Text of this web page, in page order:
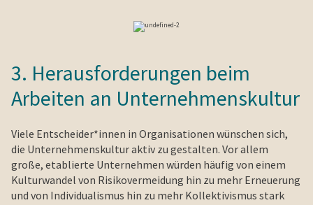
3. Herausforderungen beim
Arbeiten an Unternehmenskultur
Viele Entscheider*innen in Organisationen wünschen sich,
die Unternehmenskultur aktiv zu gestalten. Vor allem
große, etablierte Unternehmen würden häufig von einem
Kulturwandel von Risikovermeidung hin zu mehr Erneuerung
und von Individualismus hin zu mehr Kollektivismus stark